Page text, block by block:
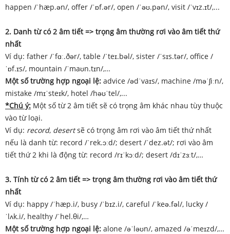
happen /ˈhæp.ən/, offer /ˈɒf.ər/, open /ˈəʊ.pən/, visit /ˈvɪz.ɪt/,...
2. Danh từ có 2 âm tiết => trọng âm thường rơi vào âm tiết thứ
nhất
Ví dụ: father /ˈfɑː.ðər/, table /ˈteɪ.bəl/, sister /ˈsɪs.tər/, office /
ˈɒf.ɪs/, mountain /ˈmaʊn.tɪn/,…
Một số trường hợp ngoại lệ: advice /ədˈvaɪs/, machine /məˈʃiːn/,
mistake /mɪˈsteɪk/, hotel /həʊˈtel/,...
*Chú ý: Một số từ 2 âm tiết sẽ có trọng âm khác nhau tùy thuộc
vào từ loại.
Ví dụ: record, desertsẽ có trọng âm rơi vào âm tiết thứ nhất
nếu là danh từ: record /ˈrek.ɔːd/; desert /ˈdez.ət/; rơi vào âm
tiết thứ 2 khi là động từ: record /rɪˈkɔːd/; desert /dɪˈzɜːt/,…
3. Tính từ có 2 âm tiết => trọng âm thường rơi vào âm tiết thứ
nhất
Ví dụ: happy /ˈhæp.i/, busy /ˈbɪz.i/, careful /ˈkeə.fəl/, lucky /
ˈlʌk.i/, healthy /ˈhel.θi/,…
Một số trường hợp ngoại lệ: alone /əˈləʊn/, amazed /əˈmeɪzd/,…